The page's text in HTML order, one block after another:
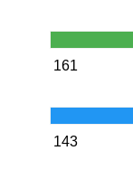
161
143